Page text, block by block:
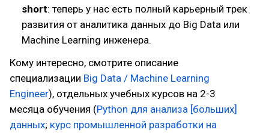
short: теперь у нас есть полный карьерный трек
развития от аналитика данных до Big Data или
Machine Learning инженера.
Кому интересно, смотрите описание
специализации Big Data / Machine Learning
Engineer), отдельных учебных курсов на 2-3
месяца обучения (Python для анализа [больших]
данных; курс промышленной разработки на